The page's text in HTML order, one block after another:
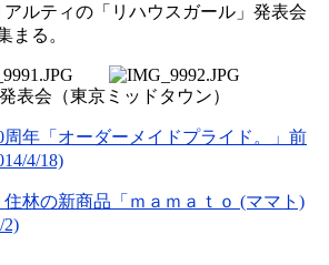
ルティの「リハウスガール」発表会
まる。
表会（東京ミッドタウン）
周年「オーダーメイドプライド。」前
4/18)
林の新商品「ｍａｍａｔｏ (ママト)
2)